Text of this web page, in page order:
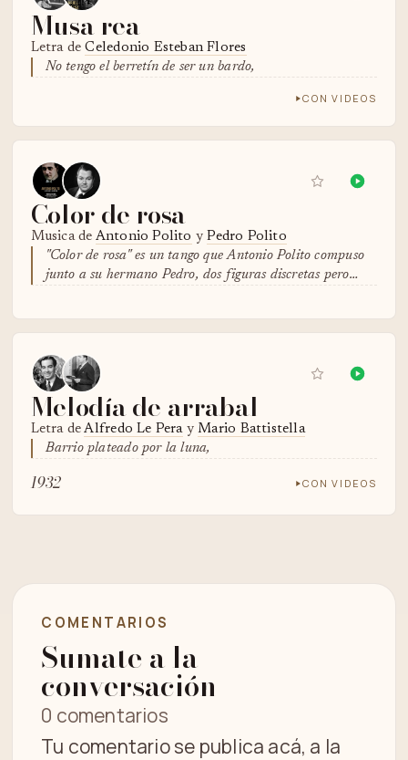
Musa rea
Letra deCeledonio Esteban Flores
No tengo el berretín de ser un bardo,
CON VIDEOS
Color de rosa
Musica de Antonio Polito yPedro Polito
"Color de rosa" es un tango que Antonio Polito compuso
junto a su hermano Pedro, dos figuras discretas pero…
Melodía de arrabal
Letra deAlfredo Le PerayMario Battistella
Barrio plateado por la luna,
1932 CON VIDEOS
COMENTARIOS
Sumate a la
conversación
0 comentarios
Tu comentario se publica acá, a la